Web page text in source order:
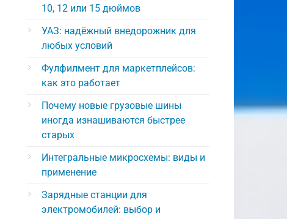
10, 12 или 15 дюймов
УАЗ: надёжный внедорожник для
любых условий
Фулфилмент для маркетплейсов:
как это работает
Почему новые грузовые шины
иногда изнашиваются быстрее
старых
Интегральные микросхемы: виды и
применение
Зарядные станции для
электромобилей: выбор и